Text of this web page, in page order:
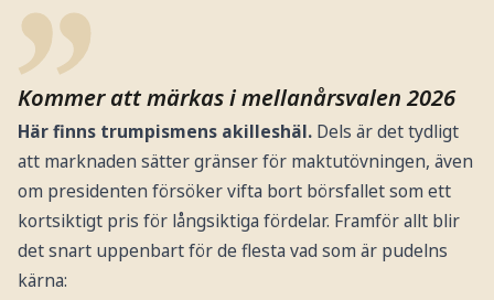
Kommer att märkas i mellanårsvalen 2026
Här finns trumpismens akilleshäl.Dels är det tydligt
att marknaden sätter gränser för maktutövningen, även
om presidenten försöker vifta bort börsfallet som ett
kortsiktigt pris för långsiktiga fördelar. Framför allt blir
det snart uppenbart för de flesta vad som är pudelns
kärna: